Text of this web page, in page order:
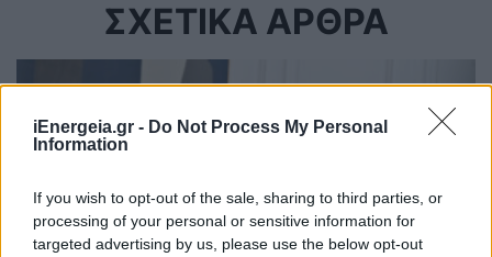
iEnergeia.gr - Do Not Process My Personal
Information
If you wish to opt-out of the sale, sharing to third parties, or
processing of your personal or sensitive information for
targeted advertising by us, please use the below opt-out
ΣΧΕΤΙΚΑ ΑΡΘΡΑ